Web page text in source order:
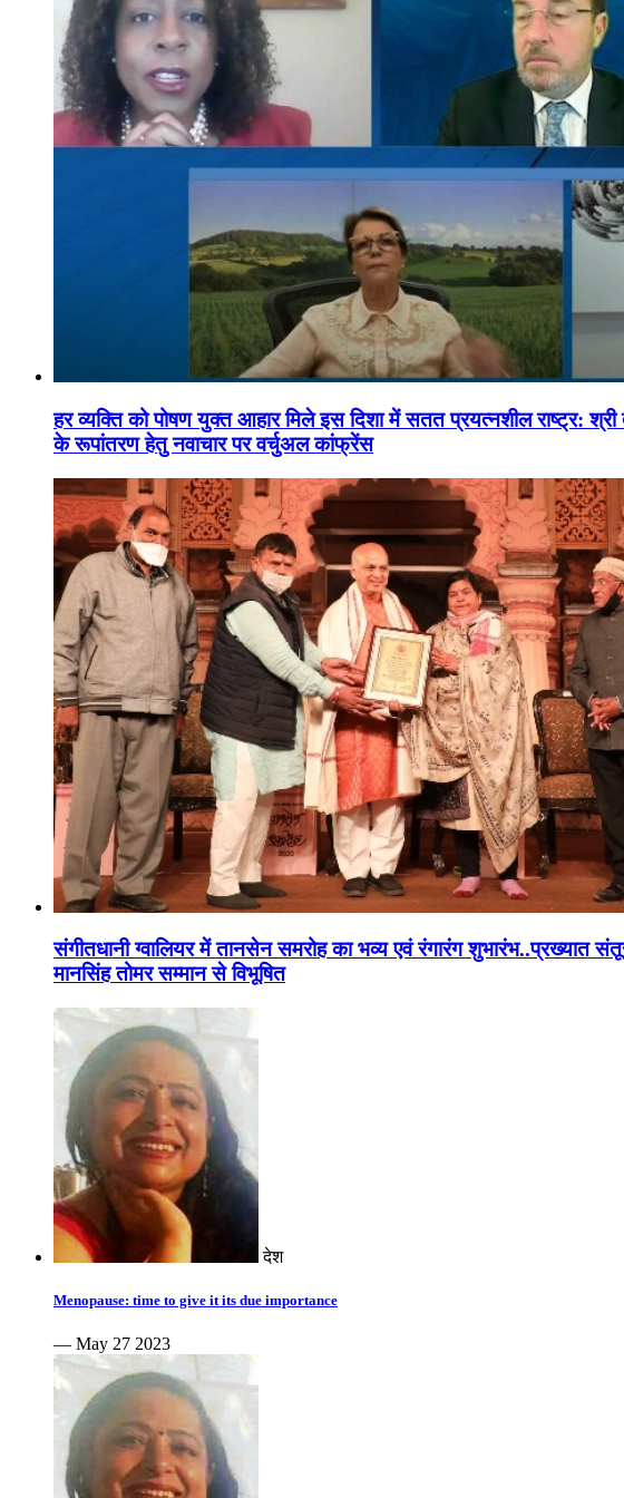
हर व्यक्ति को पोषण युक्त आहार मिले इस दिशा में सतत प्रयत्नशील राष्ट्र:
के रूपांतरण हेतु नवाचार पर वर्चुअल कांफ्रेंस
संगीतधानी ग्वालियर में तानसेन समरोह का भव्य एवं रंगारंग शुभारंभ..प्रख्यात
मानसिंह तोमर सम्मान से विभूषित
देश
Menopause: time to give it its due importance
— May 27 2023